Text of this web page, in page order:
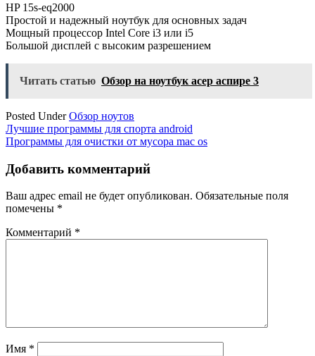
HP 15s-eq2000
Простой и надежный ноутбук для основных задач
Мощный процессор Intel Core i3 или i5
Большой дисплей с высоким разрешением
Читать статью Обзор на ноутбук асер аспире 3
Posted UnderОбзор ноутов
Навигация
по
записям
Лучшие программы для спорта android
Программы для очистки от мусора mac os
Добавить комментарий
Ваш адрес email не будет опубликован. Обязательные поля
помечены *
Комментарий *
Имя *